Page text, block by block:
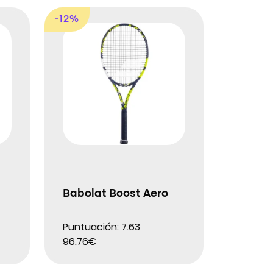
-12%
Babolat Boost Aero
Puntuación: 7.63
96.76€